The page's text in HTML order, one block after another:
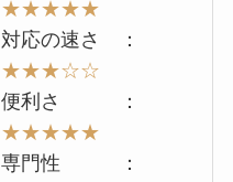
★★★★★
対応の速さ ：
★★★☆☆
便利さ ：
★★★★★
専門性 ：